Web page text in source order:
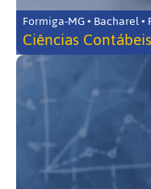
Formiga-MG • Bacharel
Ciências Contábeis